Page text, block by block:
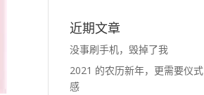
近期文章
没事刷手机，毁掉了我
2021 的农历新年，更需要仪式
感